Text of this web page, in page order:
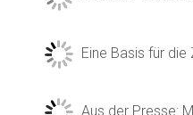
Eine Basis für die
Aus der Presse: